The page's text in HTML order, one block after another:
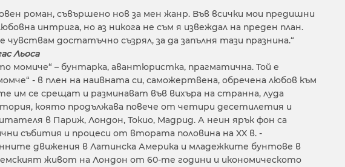
роман, съвършено нов за мен жанр. Във всички мои предишни
интрига, но аз никога не съм я извеждал на преден план.
чувствам достатъчно съзрял, за да запълня тази празнина.“
Льоса
момиче“ – бунтарка, авантюристка, прагматична. Той е
- в плен на наивната си, саможертвена, обречена любов към
им се срещат и разминават във вихъра на странна, луда
която продължава повече от четири десетилетия и
в Париж, Лондон, Токио, Мадрид. А неин ярък фон са
събития и процеси от втората половина на XX в. -
движения в Латинска Америка и младежките бунтове в
живот на Лондон от 60-те години и икономическото